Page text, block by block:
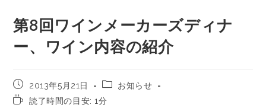
第8回ワインメーカーズディナ
ー、ワイン内容の紹介
2013年5月21日
お知らせ
読了時間の目安: 1分